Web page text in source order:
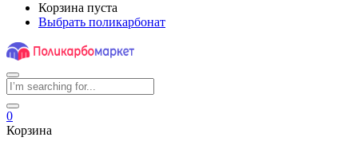
Корзина пуста
Выбрать поликарбонат
0
Корзина